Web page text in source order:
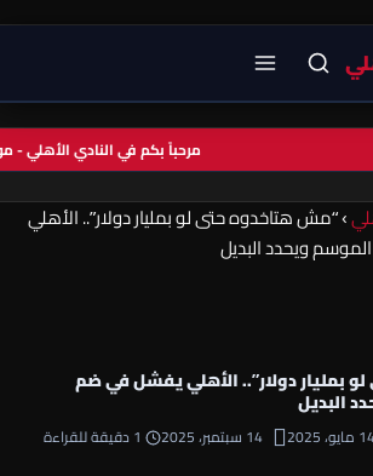
مرحباً بكم في النادي
›“مش هتاخدوه حتى لو بمليار دولار”.. الأهلي
ويحدد البديل
بمليار دولار”.. الأهلي يفشل في ضم
البديل
14 مايو، 2025 14 سبتمبر، 2025
1 دقيقة للقراءة